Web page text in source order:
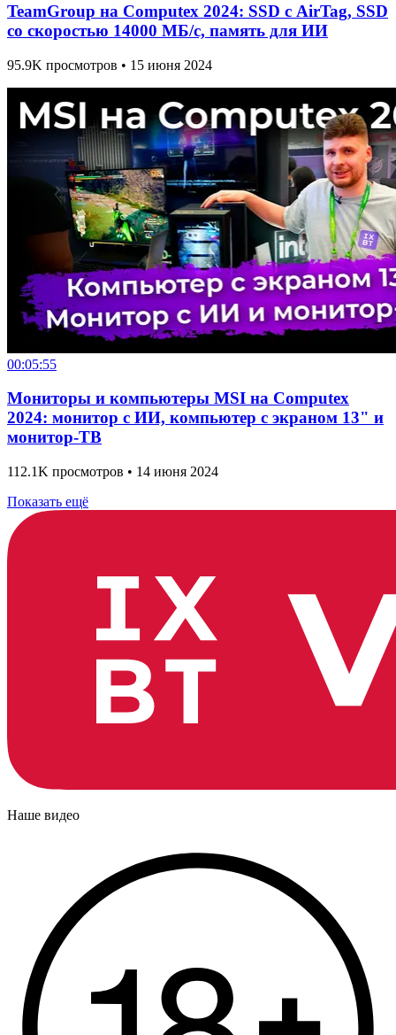
TeamGroup на Computex 2024: SSD с AirTag, SSD
со скоростью 14000 МБ/с, память для ИИ
95.9K просмотров • 15 июня 2024
00:05:55
Мониторы и компьютеры MSI на Computex
2024: монитор с ИИ, компьютер с экраном 13" и
монитор-ТВ
112.1K просмотров • 14 июня 2024
Показать ещё
Наше видео